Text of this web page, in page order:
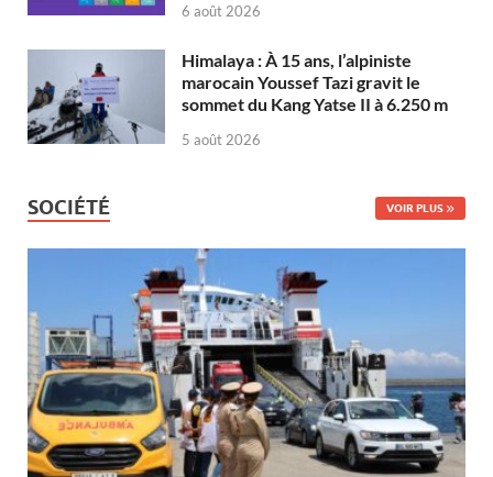
6 août 2026
Himalaya : À 15 ans, l’alpiniste
marocain Youssef Tazi gravit le
sommet du Kang Yatse II à 6.250 m
5 août 2026
SOCIÉTÉ VOIR PLUS